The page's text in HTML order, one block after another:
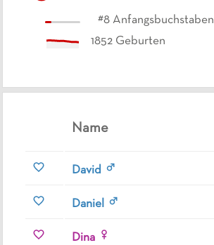
#8 Anfangsbuchstaben
1852 Geburten
Name
David
Daniel
Dina